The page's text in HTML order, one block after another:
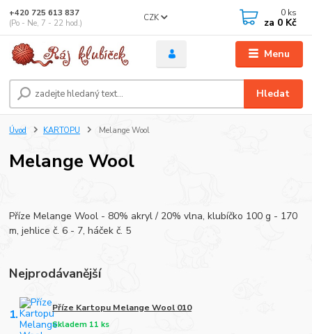
Menu
CZK
Hledat
+420 725 613 837
(Po - Ne, 7 - 22 hod.)
0 ks
za 0 Kč
Úvod KARTOPU Melange Wool
Melange Wool
Příze Melange Wool - 80% akryl / 20% vlna, klubíčko 100 g - 170
m, jehlice č. 6 - 7, háček č. 5
Nejprodávanější
1. Příze Kartopu Melange Wool 010
Skladem 11 ks